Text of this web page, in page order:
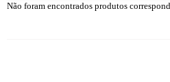
Não foram encontrados produtos